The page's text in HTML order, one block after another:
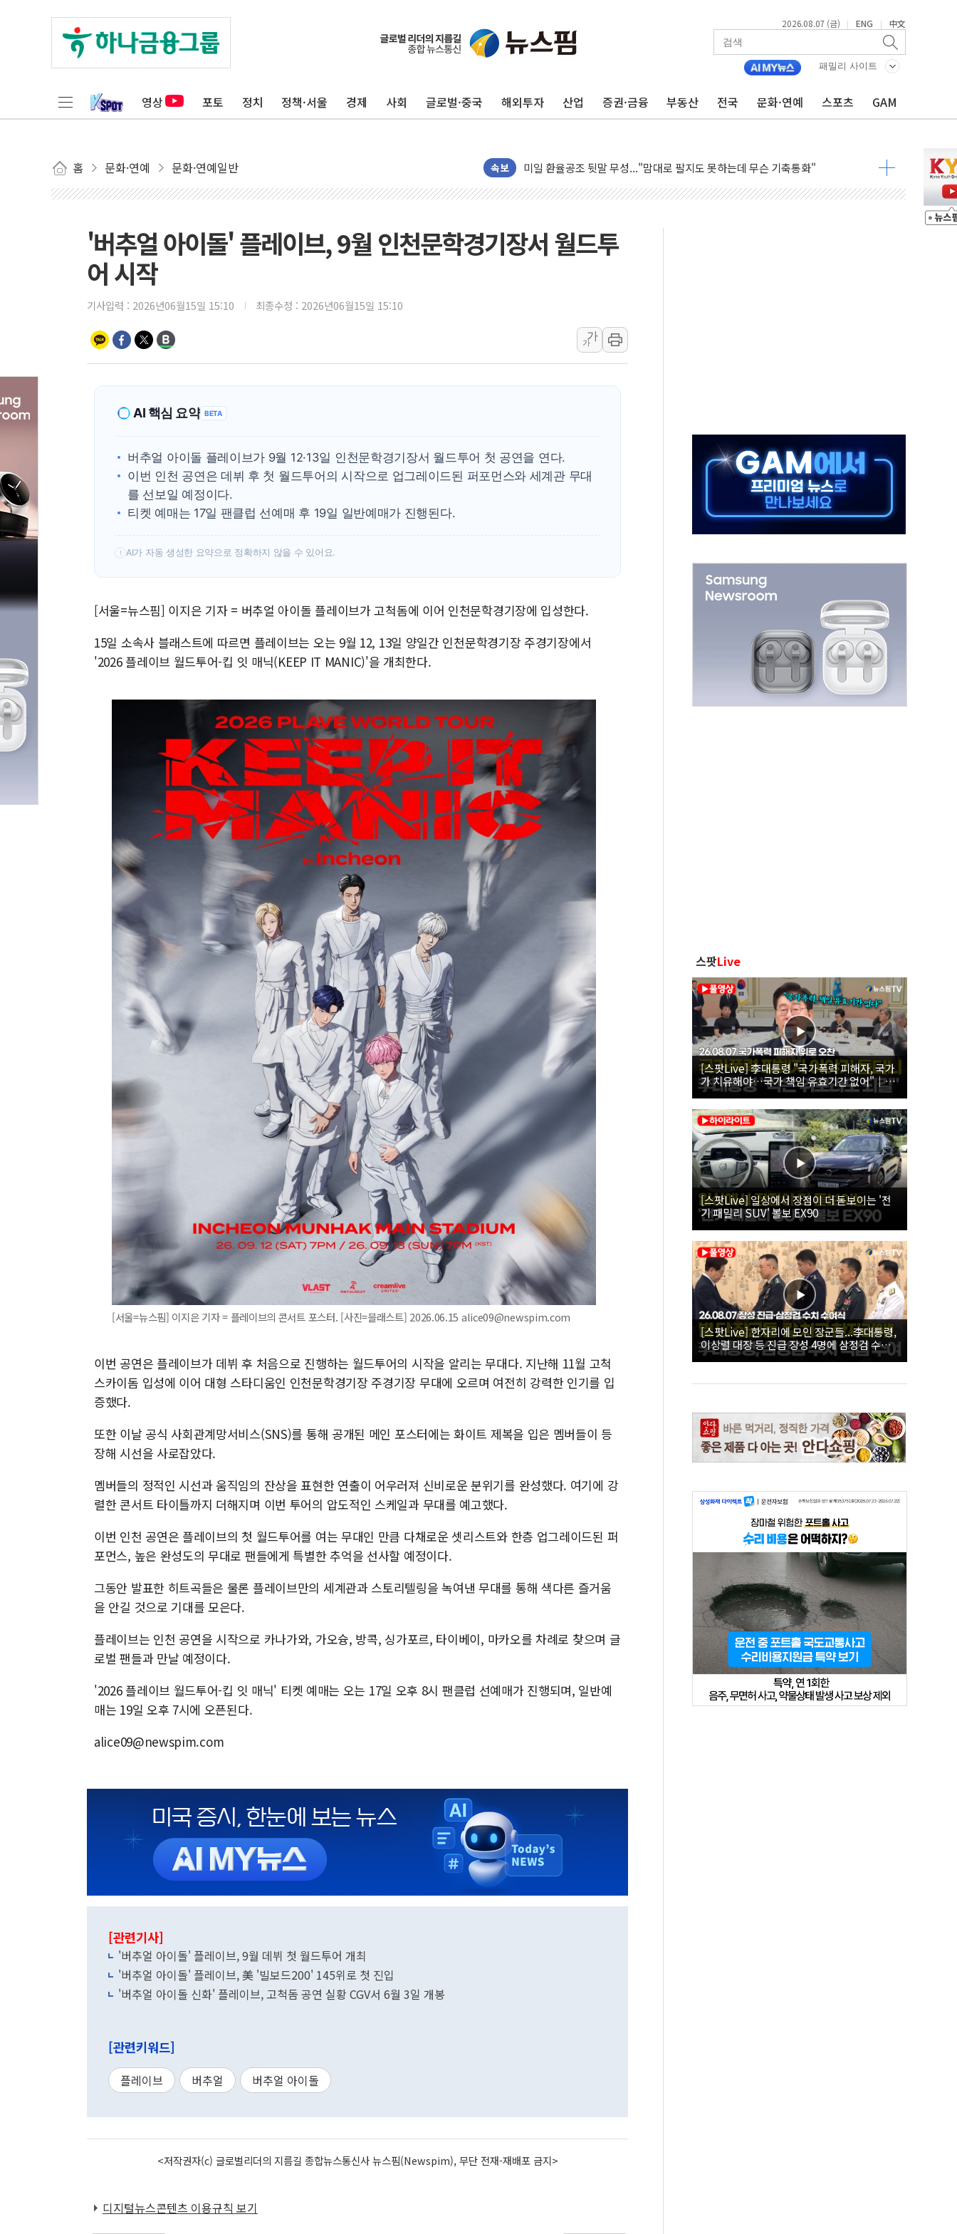
2026.08.07 (금) | ENG | 中文
패밀리 사이트
영상 포토 정치 정책·서울 경제 사회 글로벌·중국 해외투자 산업 증권·금융 부동산 전국 문화·연예 스포츠 GAM
홈 문화·연예 문화·연예일반 속보
보름째 잠 못 드는 서울…30도 열대야에 피로 누적 '건강 적신호'
우유자조금, 노인복지관 찾아 어르신 우유 지원 점검
더본코리아 롤링파스타, 파브리 셰프 모델 발탁
금호석유화학, 2분기 영업익 4배 '껑충'…전부문 약진
CJ올리브영 흔드는 '신흥 강자' 다이소·시코르…뷰티 유통 지각변동 본격화
비츠로넥스텍, 한화에어로스페이스와 '누리호 5기분 엔진 구성품' 수주
1410원대 내려간 환율, "당분간 1400원 초반대 등락"
에쓰씨엔지니어링, 큐니티와 반도체 EPC 추가 수주
애드포러스, 30억원 규모 자사주 취득
롯데웰푸드, 2분기 영업익 88.5% 증가... 해외 자회사가 이끈 '더블 성장'
이성윤 '호남 민심은 주석야청' 파장…친명계 "처절한 역사를 말장난으로" 비판
나경원 의원 "장기보유 1주택자 과도한 세금 부당"…소득세법 개정안 발의 예고
'버추얼 아이돌' 플레이브, 9월 인천문학경기장서 월드투
어 시작
기사입력 : 2026년06월15일 15:10 최종수정 : 2026년06월15일 15:10
가
가
AI 핵심 요약 BETA
버추얼 아이돌 플레이브가 9월 12·13일 인천문학경기장서 월드투어 첫 공연을 연다.
이번 인천 공연은 데뷔 후 첫 월드투어의 시작으로 업그레이드된 퍼포먼스와 세계관 무대
를 선보일 예정이다.
티켓 예매는 17일 팬클럽 선예매 후 19일 일반예매가 진행된다.
! AI가 자동 생성한 요약으로 정확하지 않을 수 있어요.
[서울=뉴스핌] 이지은 기자 = 버추얼 아이돌 플레이브가 고척돔에 이어 인천문학경기장에 입성한다.
15일 소속사 블래스트에 따르면 플레이브는 오는 9월 12, 13일 양일간 인천문학경기장 주경기장에서
'2026 플레이브 월드투어-킵 잇 매닉(KEEP IT MANIC)'을 개최한다.
[서울=뉴스핌] 이지은 기자 = 플레이브의 콘서트 포스터. [사진=블래스트] 2026.06.15 alice09@newspim.com
이번 공연은 플레이브가 데뷔 후 처음으로 진행하는 월드투어의 시작을 알리는 무대다. 지난해 11월 고척
스카이돔 입성에 이어 대형 스타디움인 인천문학경기장 주경기장 무대에 오르며 여전히 강력한 인기를 입
증했다.
또한 이날 공식 사회관계망서비스(SNS)를 통해 공개된 메인 포스터에는 화이트 제복을 입은 멤버들이 등
장해 시선을 사로잡았다.
멤버들의 정적인 시선과 움직임의 잔상을 표현한 연출이 어우러져 신비로운 분위기를 완성했다. 여기에 강
렬한 콘서트 타이틀까지 더해지며 이번 투어의 압도적인 스케일과 무대를 예고했다.
이번 인천 공연은 플레이브의 첫 월드투어를 여는 무대인 만큼 다채로운 셋리스트와 한층 업그레이드된 퍼
포먼스, 높은 완성도의 무대로 팬들에게 특별한 추억을 선사할 예정이다.
그동안 발표한 히트곡들은 물론 플레이브만의 세계관과 스토리텔링을 녹여낸 무대를 통해 색다른 즐거움
을 안길 것으로 기대를 모은다.
플레이브는 인천 공연을 시작으로 카나가와, 가오슝, 방콕, 싱가포르, 타이베이, 마카오를 차례로 찾으며 글
로벌 팬들과 만날 예정이다.
'2026 플레이브 월드투어-킵 잇 매닉' 티켓 예매는 오는 17일 오후 8시 팬클럽 선예매가 진행되며, 일반예
매는 19일 오후 7시에 오픈된다.
alice09@newspim.com
[관련기사]
'버추얼 아이돌' 플레이브, 9월 데뷔 첫 월드투어 개최
'버추얼 아이돌' 플레이브, 美 '빌보드200' 145위로 첫 진입
'버추얼 아이돌 신화' 플레이브, 고척돔 공연 실황 CGV서 6월 3일 개봉
[관련키워드]
플레이브 버추얼 버추얼 아이돌
<저작권자(c) 글로벌리더의 지름길 종합뉴스통신사 뉴스핌(Newspim), 무단 전재-재배포 금지>
디지털뉴스콘텐츠 이용규칙 보기
스팟Live
[스팟Live] 李대통령 "국가폭력 피해자, 국가
가 치유해야…국가 책임 유효기간 없어"｜
26.08.07 국가폭력 피해자 위로 오찬
[스팟Live] 일상에서 장점이 더 돋보이는 '전
기 패밀리 SUV' 볼보 EX90
[스팟Live] 한자리에 모인 장군들...李대통령,
이상렬 대장 등 진급 장성 4명에 삼정검 수치
직접 수여｜26.08.07 장성 진급·삼정검 수치